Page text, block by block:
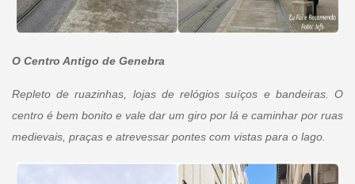
O Centro Antigo de Genebra
Repleto de ruazinhas, lojas de relógios suíços e bandeiras. O
centro é bem bonito e vale dar um giro por lá e caminhar por ruas
medievais, praças e atrevessar pontes com vistas para o lago.